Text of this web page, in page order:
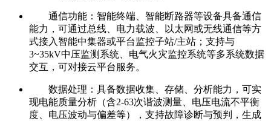
通信功能：智能终端、智能断路器等设备具备通信
能力，可通过总线、电力载波、以太网或无线通信等方
式接入智能中集器或平台监控子站/主站；支持与
3~35kV中压监测系统、电气火灾监控系统等多系统数据
交互，可对接云平台服务。
数据处理：具备数据收集、存储、分析能力，可实
现电能质量分析（含2-63次谐波测量、电压电流不平衡
度、电压波动与偏差等），支持故障诊断与预判，生成